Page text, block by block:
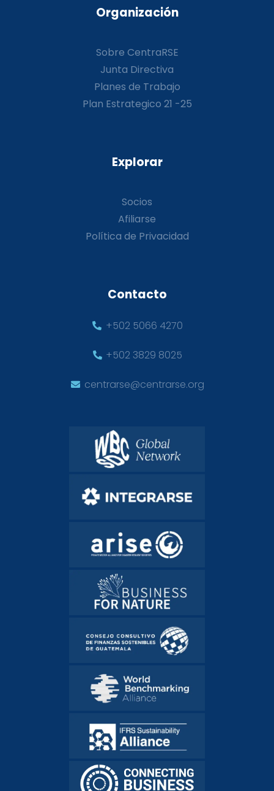
Organización
Sobre CentraRSE
Junta Directiva
Planes de Trabajo
Plan Estrategico 21 -25
Explorar
Socios
Afiliarse
Política de Privacidad
Contacto
+502 5066 4270
+502 3829 8025
centrarse@centrarse.org